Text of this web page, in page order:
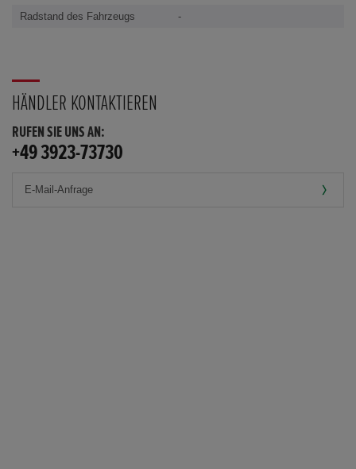
Radstand des Fahrzeugs
-
HÄNDLER KONTAKTIEREN
RUFEN SIE UNS AN:
+49 3923-73730